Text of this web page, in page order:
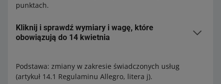
punktach.
Kliknij i sprawdź wymiary i wagę, które
obowiązują do 14 kwietnia
powyższe o wymiary i wagę, nadasz tylko w/do punktów
odbioru DPD, którenie są zlokalizowane w Żabkach
Podstawa: zmiany w zakresie świadczonych usług
(artykuł 14.1 Regulaminu Allegro, litera j).